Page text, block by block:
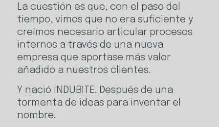
La cuestión es que, con el paso del
tiempo, vimos que no era suficiente y
creímos necesario articular procesos
internos a través de una nueva
empresa que aportase más valor
añadido a nuestros clientes.
Y nació INDUBITE. Después de una
tormenta de ideas para inventar el
nombre.